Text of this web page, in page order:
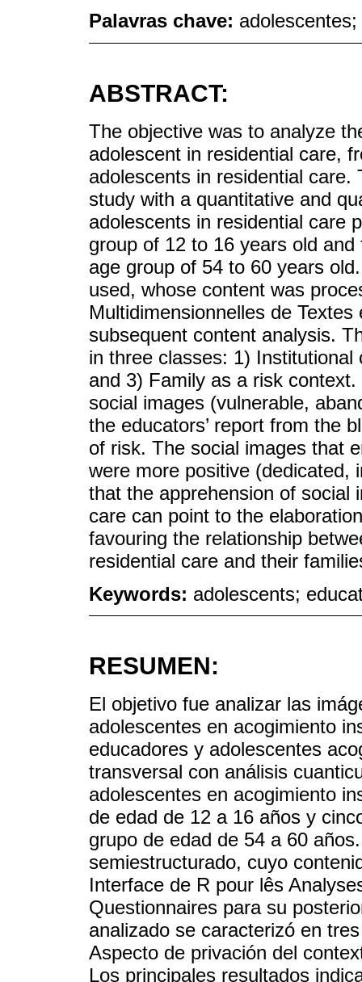
Palavras chave:
ABSTRACT:
The objective was to analyze
adolescent in residential care,
adolescents in residential
study with a quantitative and
adolescents in residential care
group of 12 to 16 years old
age group of 54 to 60 years
used, whose content was
Multidimensionnelles de
subsequent content analysis.
in three classes: 1)
and 3) Family as a risk
social images (vulnerable,
the educators’ report from the
of risk. The social images that
were more positive (dedicated,
that the apprehension of social
care can point to the
favouring the relationship
residential care and their
Keywords: adolescents;
RESUMEN:
El objetivo fue analizar las
adolescentes en acogimiento
educadores y adolescentes
transversal con análisis
adolescentes en acogimiento
de edad de 12 a 16 años y
grupo de edad de 54 a 60
semiestructurado, cuyo
Interface de R pour lês
Questionnaires para su
analizado se caracterizó en
Aspecto de privación del
Los principales resultados